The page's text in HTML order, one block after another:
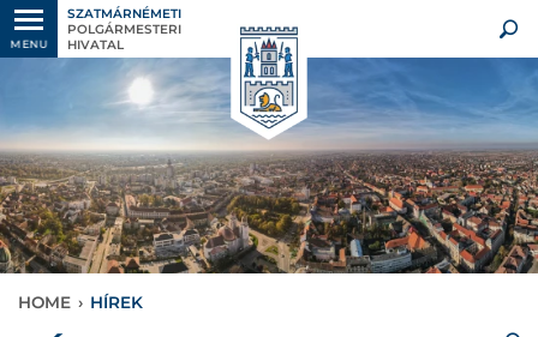
MENU
SZATMÁRNÉMETI
POLGÁRMESTERI
HIVATAL
HOME › HÍREK